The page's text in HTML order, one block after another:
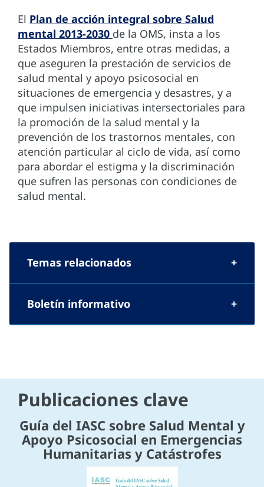
El Plan de acción integral sobre Salud
mental 2013-2030 de la OMS, insta a los
Estados Miembros, entre otras medidas, a
que aseguren la prestación de servicios de
salud mental y apoyo psicosocial en
situaciones de emergencia y desastres, y a
que impulsen iniciativas intersectoriales para
la promoción de la salud mental y la
prevención de los trastornos mentales, con
atención particular al ciclo de vida, así como
para abordar el estigma y la discriminación
que sufren las personas con condiciones de
salud mental.
Temas relacionados
Boletín informativo
Publicaciones clave
Guía del IASC sobre Salud Mental y
Apoyo Psicosocial en Emergencias
Humanitarias y Catástrofes